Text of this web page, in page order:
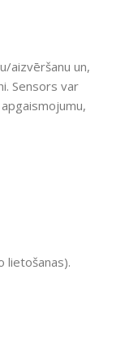
aizvēršanu un,
Sensors var
lietošanas).